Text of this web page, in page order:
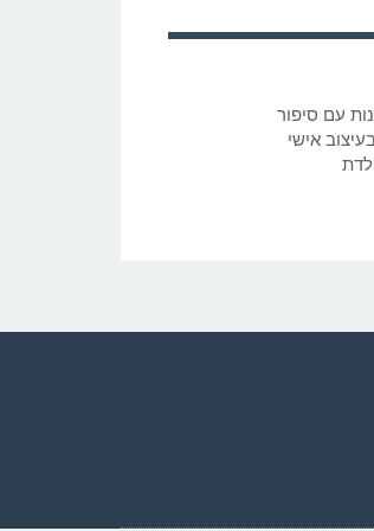
עם סיפור
אישי